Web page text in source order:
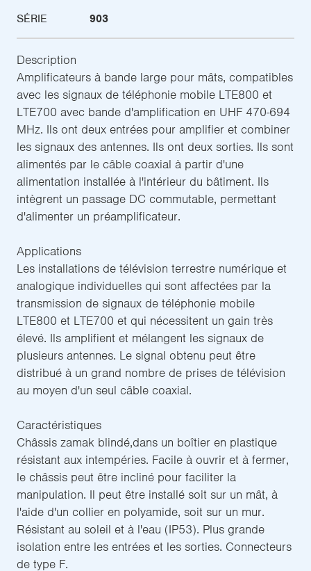
SÉRIE
903
Description
Amplificateurs à bande large pour mâts, compatibles
avec les signaux de téléphonie mobile LTE800 et
LTE700 avec bande d'amplification en UHF 470-694
MHz. Ils ont deux entrées pour amplifier et combiner
les signaux des antennes. Ils ont deux sorties. Ils sont
alimentés par le câble coaxial à partir d'une
alimentation installée à l'intérieur du bâtiment. Ils
intègrent un passage DC commutable, permettant
d'alimenter un préamplificateur.
Applications
Les installations de télévision terrestre numérique et
analogique individuelles qui sont affectées par la
transmission de signaux de téléphonie mobile
LTE800 et LTE700 et qui nécessitent un gain très
élevé. Ils amplifient et mélangent les signaux de
plusieurs antennes. Le signal obtenu peut être
distribué à un grand nombre de prises de télévision
au moyen d'un seul câble coaxial.
Caractéristiques
Châssis zamak blindé,dans un boîtier en plastique
résistant aux intempéries. Facile à ouvrir et à fermer,
le châssis peut être incliné pour faciliter la
manipulation. Il peut être installé soit sur un mât, à
l'aide d'un collier en polyamide, soit sur un mur.
Résistant au soleil et à l'eau (IP53). Plus grande
isolation entre les entrées et les sorties. Connecteurs
de type F.